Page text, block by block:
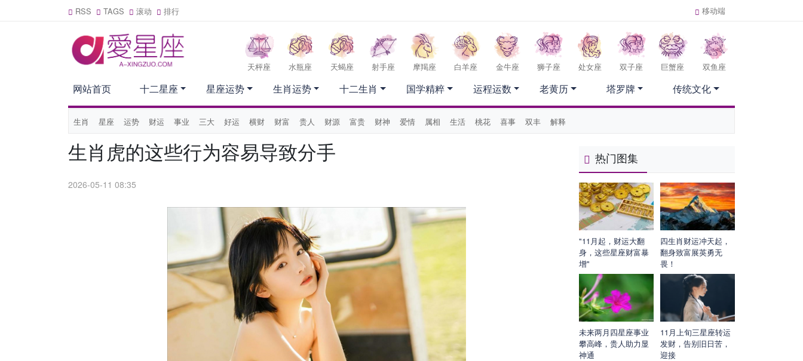
RSS TAGS 滚动 排行 移动端
天枰座 水瓶座 天蝎座 射手座 摩羯座 白羊座 金牛座 狮子座 处女座 双子座 巨蟹座 双鱼座
网站首页
生肖 星座 运势 财运 事业 三大 好运 横财 财富 贵人 财源 富贵 财神 爱情 属相 生活 桃花 喜事 双丰 解释
十二星座 星座运势 生肖运势 十二生肖 国学精粹 运程运数 老黄历 塔罗牌 传统文化
生肖虎的这些行为容易导致分手
2026-05-11 08:35
热门图集
"11月起，财运大翻
身，这些星座财富暴
增"
四生肖财运冲天起，
翻身致富展英勇无
畏！
未来两月四星座事业
攀高峰，贵人助力显
神通
11月上旬三星座转运
发财，告别旧日苦，
迎接